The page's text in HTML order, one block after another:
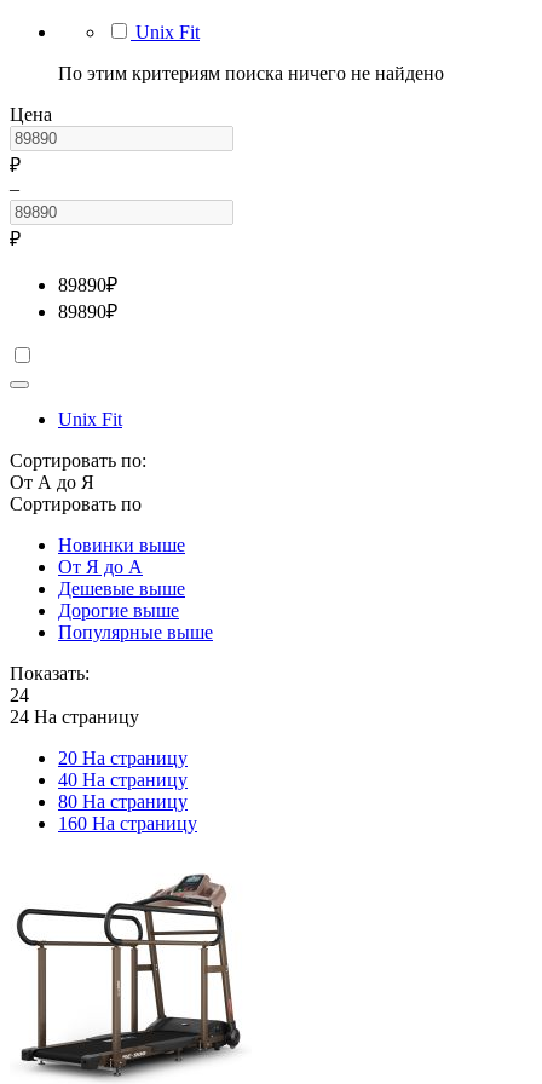
Unix Fit
По этим критериям поиска ничего не найдено
Цена
₽
–
₽
89890₽
89890₽
Unix Fit
Сортировать по:
От А до Я
Сортировать по
Новинки выше
От Я до А
Дешевые выше
Дорогие выше
Популярные выше
Показать:
24
24 На страницу
20 На страницу
40 На страницу
80 На страницу
160 На страницу